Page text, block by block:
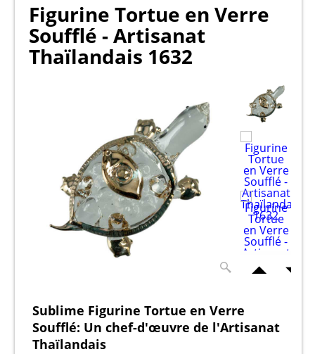
Figurine Tortue en Verre
Soufflé - Artisanat
Thaïlandais 1632
Sublime Figurine Tortue en Verre
Soufflé: Un chef-d'œuvre de l'Artisanat
Thaïlandais